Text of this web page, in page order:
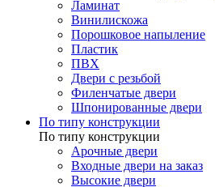
Ламинат
Винилискожа
Порошковое напыление
Пластик
ПВХ
Двери с резьбой
Филенчатые двери
Шпонированные двери
По типу конструкции
По типу конструкции
Арочные двери
Входные двери на заказ
Высокие двери